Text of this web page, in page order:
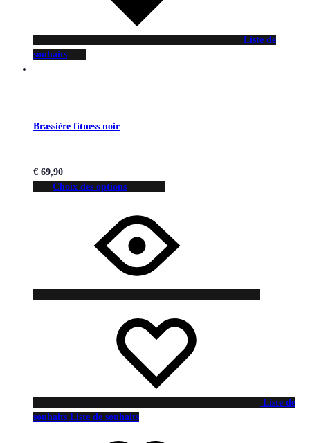
Liste de
souhaits
Brassière fitness noir
€ 69,90
Choix des options
Liste de
souhaits Liste de souhaits